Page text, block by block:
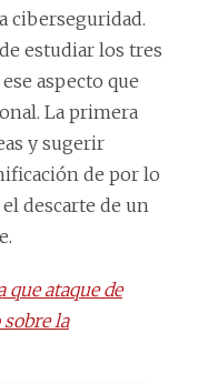
ciberseguridad.
estudiar los tres
aspecto que
La primera
y sugerir
de por lo
descarte de un
que ataque de
la